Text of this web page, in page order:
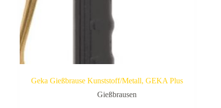
Geka Gießbrause Kunststoff/Metall, GEKA Plus
Gießbrausen